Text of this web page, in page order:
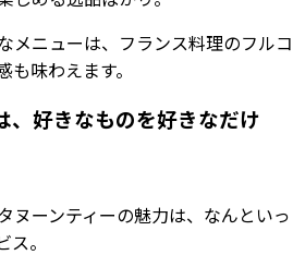
メニューは、フランス料理のフルコ
味わえます。
、好きなものを好きなだけ
ヌーンティーの魅力は、なんといっ
。